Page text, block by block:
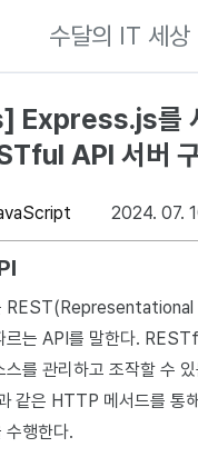
수달의 IT 세상
Express.js를
API 서버
2024. 07.
르는 API를 말한다.
스를 관리하고 조작할 수
같은 HTTP 메서드를 통
수행한다.